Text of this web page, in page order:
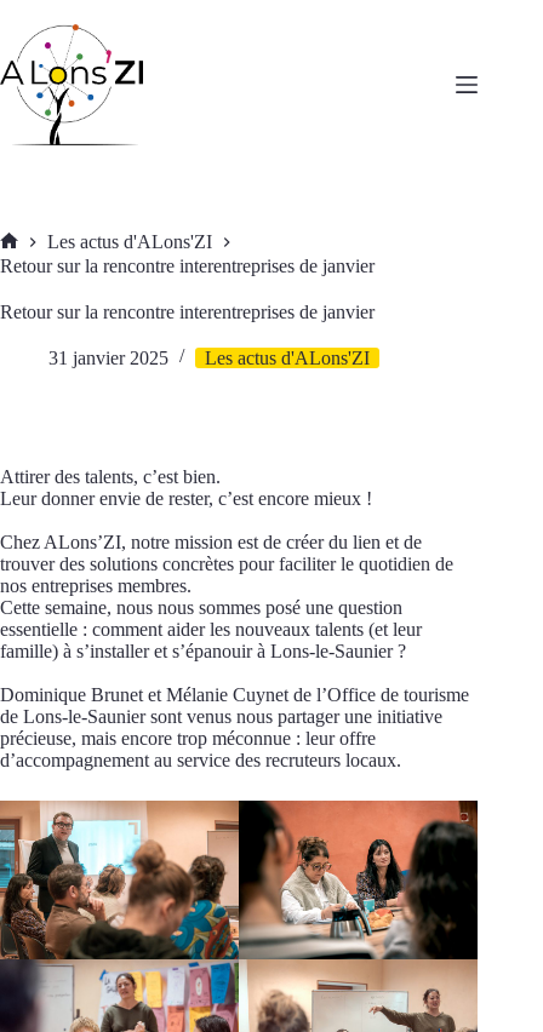
contenu
Accueil
Les actus d'ALons'ZI
Retour sur la rencontre interentreprises de janvier
Retour sur la rencontre interentreprises de janvier
31 janvier 2025 Les actus d'ALons'ZI
Attirer des talents, c’est bien.
Leur donner envie de rester, c’est encore mieux !
Chez ALons’ZI, notre mission est de créer du lien et de
trouver des solutions concrètes pour faciliter le quotidien de
nos entreprises membres.
Cette semaine, nous nous sommes posé une question
essentielle : comment aider les nouveaux talents (et leur
famille) à s’installer et s’épanouir à Lons-le-Saunier ?
Dominique Brunet et Mélanie Cuynet de l’Office de tourisme
de Lons-le-Saunier sont venus nous partager une initiative
précieuse, mais encore trop méconnue : leur offre
d’accompagnement au service des recruteurs locaux.